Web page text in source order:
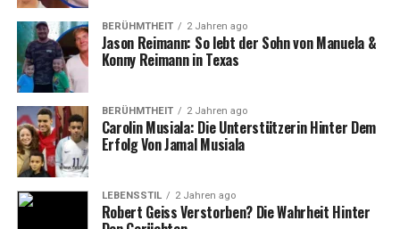
Wer ist die Ehepartnerin von
Roland Kaiser?
Roland kaiser ehepartnerinheißt
beiden haben sich 2003 kennengelernt und seitdem eine
enge und stabile Beziehung geführt. Silvia ist eine eher
zurückhaltende Persönlichkeit, die nicht in der
Öffentlichkeit steht und ihr Privatleben weitgehend von
den Medien fernhält. Es ist bekannt, dass sie eine starke
BERÜHMTHEIT 2 Jahren ago
Jason Reimann: So lebt der Sohn von Manuela &
Konny Reimann in Texas
BERÜHMTHEIT 2 Jahren ago
Carolin Musiala: Die Unterstützerin Hinter Dem
Erfolg Von Jamal Musiala
LEBENSSTIL 2 Jahren ago
Robert Geiss Verstorben? Die Wahrheit Hinter